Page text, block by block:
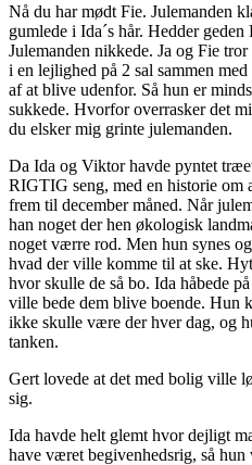
Nå du har mødt Fie. Julemanden
gumlede i Ida´s hår. Hedder
Julemanden nikkede. Ja og Fie
i en lejlighed på 2 sal sammen
af at blive udenfor. Så hun er
sukkede. Hvorfor overrasker det
du elsker mig grinte julemanden.
Da Ida og Viktor havde pyntet
RIGTIG seng, med en historie om
frem til december måned. Når
han noget der hen økologisk
noget værre rod. Men hun synes
hvad der ville komme til at ske.
hvor skulle de så bo. Ida håbede
ville bede dem blive boende. Hun
ikke skulle være der hver dag, og
tanken.
Gert lovede at det med bolig ville
sig.
Ida havde helt glemt hvor dejligt
have været begivenhedsrig, så